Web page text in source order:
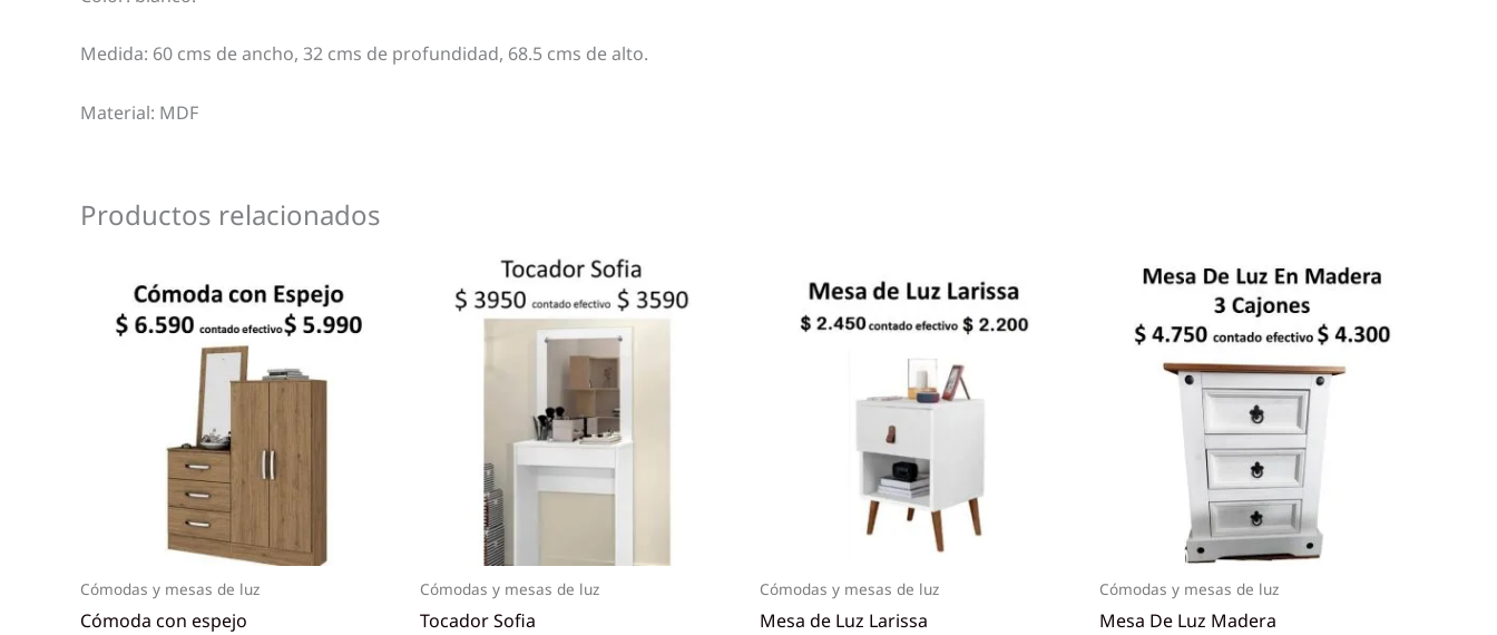
Medida: 60 cms de ancho, 32 cms de profundidad, 68.5 cms de alto.
Material: MDF
Productos relacionados
Cómodas y mesas de luz
Cómoda con espejo
Cómodas y mesas de luz
Tocador Sofia
Cómodas y mesas de luz
Mesa de Luz Larissa
Cómodas y mesas de luz
Mesa De Luz Madera